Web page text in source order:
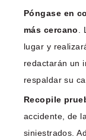
Póngase en
más cercano.
lugar y
redactarán un
respaldar su
Recopile
accidente, de
siniestrados.